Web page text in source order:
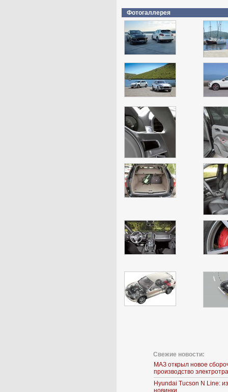
Фотогаллерея
Свежие новости:
МАЗ открыл новое
производство
Hyundai Tucson N Line:
новинки